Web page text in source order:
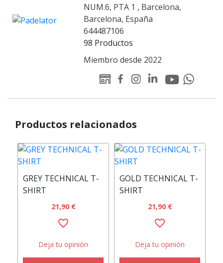
NUM.6, PTA 1 , Barcelona,
Barcelona, España
644487106
98 Productos
Miembro desde 2022
WEB
Facebook
Instagram
Linked-
Padelator
Youtube
Padelator
Whatsapp
Productos relacionados
GREY TECHNICAL T-
SHIRT
21,90 €
favorite_border
Deja tu opinión
GOLD TECHNICAL T-
SHIRT
21,90 €
favorite_border
Deja tu opinión